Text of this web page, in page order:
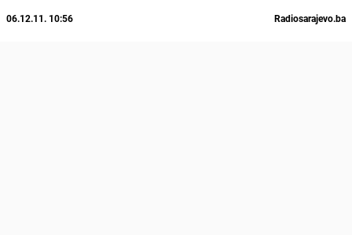
06.12.11. 10:56 Radiosarajevo.ba